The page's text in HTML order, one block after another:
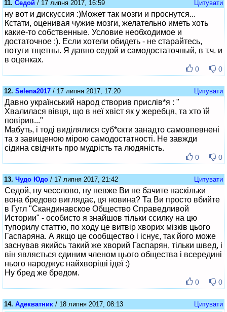
11. Седой / 17 липня 2017, 16:59 Цитувати
ну вот и дискуссия :)Может так мозги и проснутся...
Кстати, оценивая чужие мозги, желательно иметь хоть
какие-то собственные. Условие необходимое и
достаточное :). Если хотели обидеть - не старайтесь,
потуги тщетны. Я давно седой и самодостаточный, в т.ч. и
в оценках.
0 0
12. Selena2017 / 17 липня 2017, 17:20 Цитувати
Давно український народ створив прислів*я : "
Хвалилася вівця, що в неї хвіст як у жеребця, та хто їй
повірив..."
Мабуть, і тоді виділялися суб*єкти занадто самовпевнені
та з завищеною мірою самодостатності. Не завжди
сідина свідчить про мудрість та людяність.
0 0
13. Чудо Юдо / 17 липня 2017, 21:42 Цитувати
Седой, ну чесслово, ну невже Ви не бачите наскільки
вона бредово виглядає, ця новина? Та Ви просто вбийте
в Гугл "Скандинавское Общество Справедливой
Истории" - особисто я знайшов тільки ссилку на цю
тупорилу статтю, по ходу це витвір хворих мізків цього
Гаспаряна. А якщо це сообщество і існує, так його може
заснував якийсь такий же хворий Гаспарян, тільки швед, і
він являється єдиним членом цього общества і всередині
нього народжує найхворіші ідеї :)
Ну бред же бредом.
0 0
14. Адекватник / 18 липня 2017, 08:13 Цитувати